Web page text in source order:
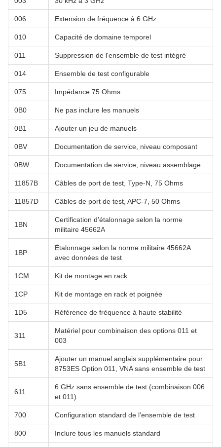
006 Extension de fréquence à 6 GHz
010 Capacité de domaine temporel
011 Suppression de l'ensemble de test intégré
014 Ensemble de test configurable
075 Impédance 75 Ohms
0B0 Ne pas inclure les manuels
0B1 Ajouter un jeu de manuels
0BV Documentation de service, niveau composant
0BW Documentation de service, niveau assemblage
11857B Câbles de port de test, Type-N, 75 Ohms
11857D Câbles de port de test, APC-7, 50 Ohms
1BN
Certification d'étalonnage selon la norme
militaire 45662A
1BP
Étalonnage selon la norme militaire 45662A
avec données de test
1CM Kit de montage en rack
1CP Kit de montage en rack et poignée
1D5 Référence de fréquence à haute stabilité
311
Matériel pour combinaison des options 011 et
003
5B1
Ajouter un manuel anglais supplémentaire pour
8753ES Option 011, VNA sans ensemble de test
611
6 GHz sans ensemble de test (combinaison 006
et 011)
700 Configuration standard de l'ensemble de test
800 Inclure tous les manuels standard